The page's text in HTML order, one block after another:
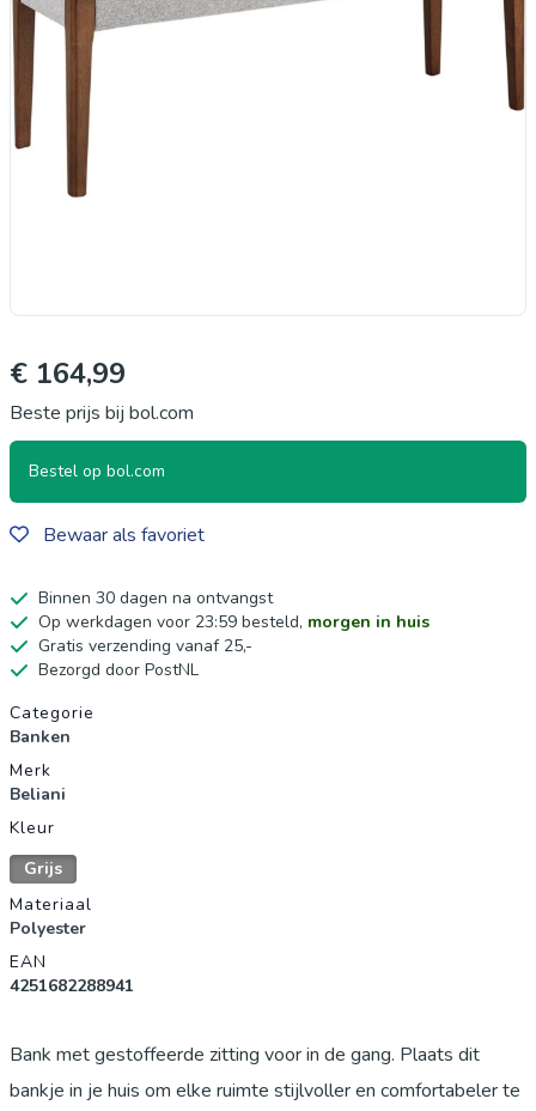
€ 164,99
Beste prijs bij bol.com
Bestel op bol.com
Bewaar als favoriet
Binnen 30 dagen na ontvangst
Op werkdagen voor 23:59 besteld, morgen in huis
Gratis verzending vanaf 25,-
Bezorgd door PostNL
Productgegevens
Categorie
Banken
Merk
Beliani
Kleur
Grijs
Materiaal
Polyester
EAN
4251682288941
Bank met gestoffeerde zitting voor in de gang. Plaats dit
bankje in je huis om elke ruimte stijlvoller en comfortabeler te